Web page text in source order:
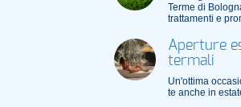
Terme di
trattamenti e
Aperture
termali
Un'ottima
te anche in